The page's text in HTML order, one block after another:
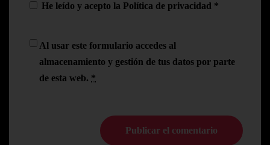
He leído y acepto la Política de privacidad *
Al usar este formulario accedes al
almacenamiento y gestión de tus datos por parte
de esta web. *